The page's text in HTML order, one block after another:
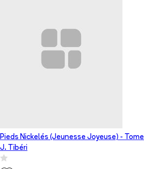
Pieds Nickelés (Jeunesse Joyeuse) - Tome
J. Tibéri